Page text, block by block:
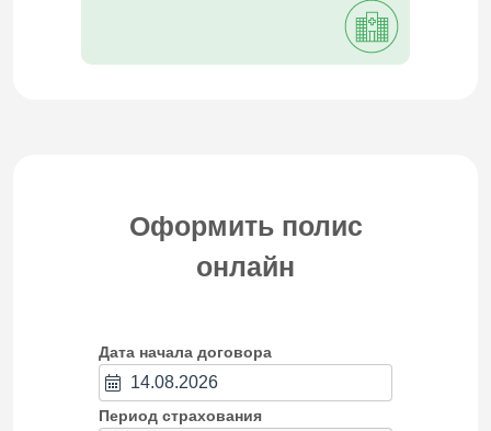
Оформить полис
онлайн
Дата начала договора
Период страхования